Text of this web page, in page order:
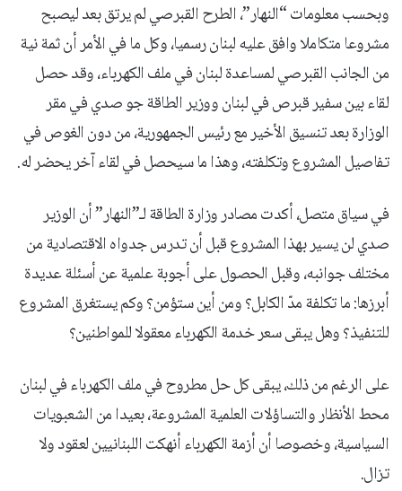
وبحسب معلومات “النهار”، الطرح القبرصي لم يرتق بعد ليصبح
مشروعا متكاملا وافق عليه لبنان رسميا، وكل ما في الأمر أن ثمة نية
من الجانب القبرصي لمساعدة لبنان في ملف الكهرباء، وقد حصل
لقاء بين سفير قبرص في لبنان ووزير الطاقة جو صدي في مقر
الوزارة بعد تنسيق الأخير مع رئيس الجمهورية، من دون الغوص في
تفاصيل المشروع وتكلفته، وهذا ما سيحصل في لقاء آخر يحضر له.
في سياق متصل، أكدت مصادر وزارة الطاقة لـ”النهار” أن الوزير
صدي لن يسير بهذا المشروع قبل أن تدرس جدواه الاقتصادية من
مختلف جوانبه، وقبل الحصول على أجوبة علمية عن أسئلة عديدة
أبرزها: ما تكلفة مدّ الكابل؟ ومن أين ستؤمن؟ وكم يستغرق المشروع
للتنفيذ؟ وهل يبقى سعر خدمة الكهرباء معقولا للمواطنين؟
على الرغم من ذلك، يبقى كل حل مطروح في ملف الكهرباء في لبنان
محط الأنظار والتساؤلات العلمية المشروعة، بعيدا من الشعبويات
السياسية، وخصوصا أن أزمة الكهرباء أنهكت اللبنانيين لعقود ولا
تزال.